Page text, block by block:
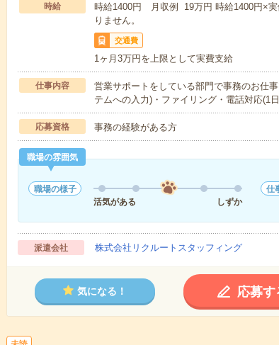
時給
時給1400円 月収例 19万円 時給1400円×
りません。
交通費
1ヶ月3万円を上限として実費支給
仕事内容
営業サポートをしている部門で事務のお仕
テムへの入力)・ファイリング・電話対応(1
応募資格 事務の経験がある方
職場の雰囲気
職場の様子
活気がある
しずか
仕
派遣会社 株式会社リクルートスタッフィング
気になる！ 応募す